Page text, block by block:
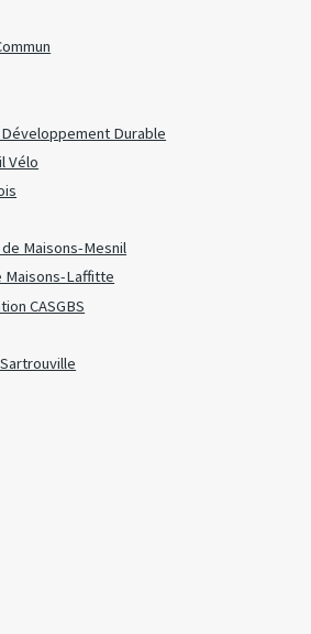
Durable
Vélo
Maisons-Mesnil
Maisons-Laffitte
CASGBS